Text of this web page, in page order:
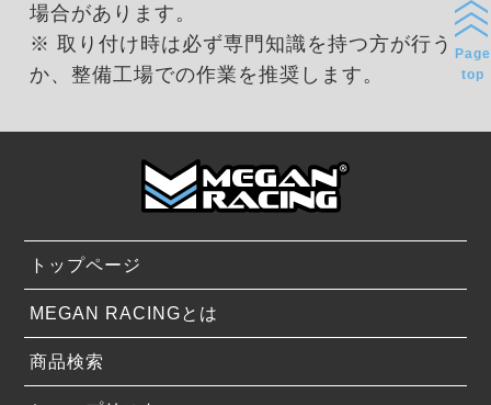
場合があります。
※ 取り付け時は必ず専門知識を持つ方が行う
か、整備工場での作業を推奨します。
トップページ
MEGAN RACINGとは
商品検索
Page
top